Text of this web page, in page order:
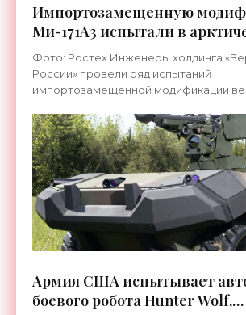
Импортозамещенную
Ми-171А3 испытали в
условиях - «Техника»
Фото: Ростех Инженеры холдинга
России» провели ряд испытаний
импортозамещенной модификации
работы машины при температурах
Армия США испытывает
боевого робота Hunter Wolf,